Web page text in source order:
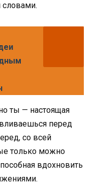
ты — настоящая
перед
со всей
только можно
вдохновить